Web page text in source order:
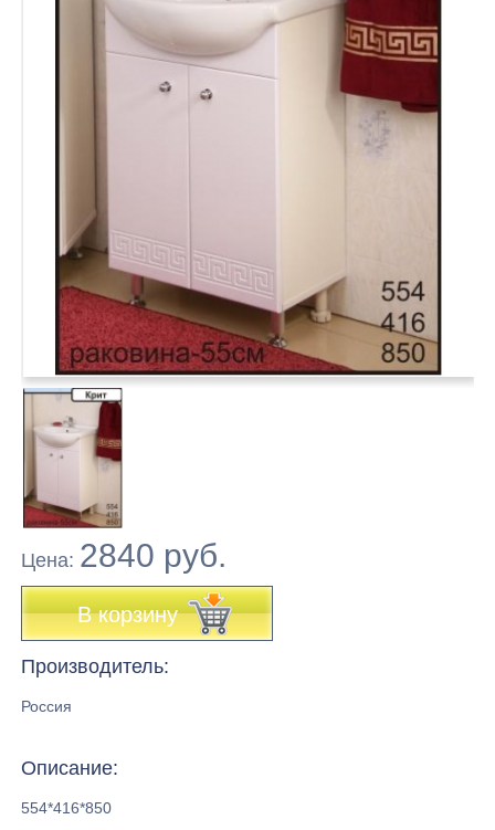
Цена: 2840 руб.
В корзину
Производитель:
Россия
Описание:
554*416*850